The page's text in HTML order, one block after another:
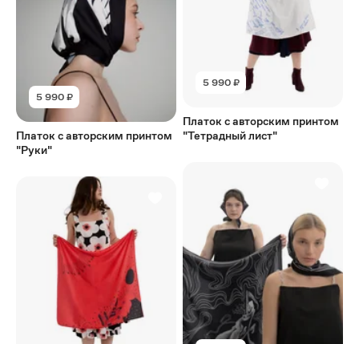
5 990 ₽
Платок с авторским принтом
"Руки"
5 990 ₽
Платок с авторским принтом
"Тетрадный лист"